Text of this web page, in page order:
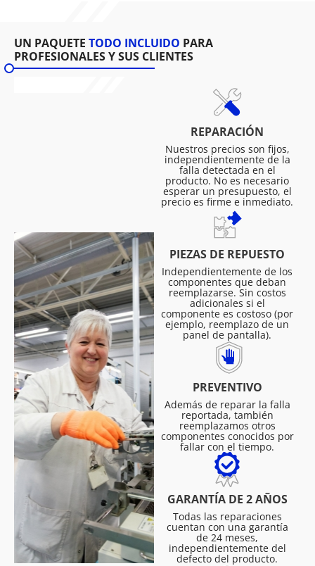
UN PAQUETE TODO INCLUIDO PARA
PROFESIONALES Y SUS CLIENTES
REPARACIÓN
Nuestros precios son fijos,
independientemente de la
falla detectada en el
producto. No es necesario
esperar un presupuesto, el
precio es firme e inmediato.
PIEZAS DE REPUESTO
Independientemente de los
componentes que deban
reemplazarse. Sin costos
adicionales si el
componente es costoso (por
ejemplo, reemplazo de un
panel de pantalla).
PREVENTIVO
Además de reparar la falla
reportada, también
reemplazamos otros
componentes conocidos por
fallar con el tiempo.
GARANTÍA DE 2 AÑOS
Todas las reparaciones
cuentan con una garantía
de 24 meses,
independientemente del
defecto del producto.